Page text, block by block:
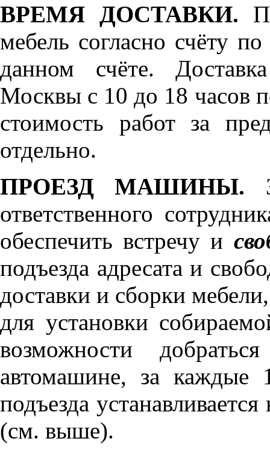
ВРЕМЯ ДОСТАВКИ.
мебель согласно счёту
данном счёте.
Москвы с 10 до 18 часов
стоимость работ за
отдельно.
ПРОЕЗД МАШИНЫ.
ответственного
обеспечить встречу и
подъезда адресата и
доставки и сборки
для установки
возможности
автомашине, за каждые
подъезда
(см. выше).